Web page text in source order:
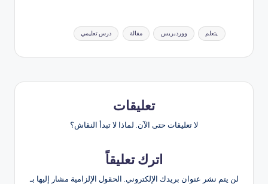
العلامات: درس تعليمي مقالة ووردبريس يتعلم
تعليقات
لا تعليقات حتى الآن. لماذا لا تبدأ النقاش؟
اترك تعليقاً
لن يتم نشر عنوان بريدك الإلكتروني. الحقول الإلزامية مشار إليها بـ